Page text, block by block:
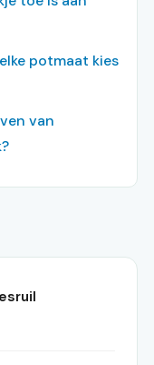
potmaat kies
van